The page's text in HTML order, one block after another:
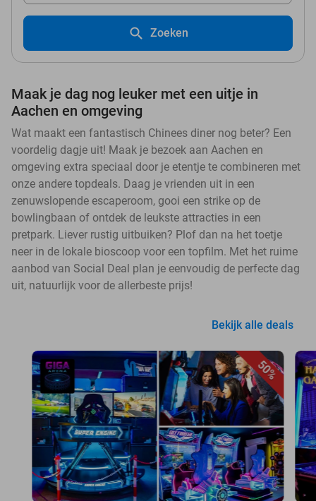
Zoeken
Maak je dag nog leuker met een uitje in
Aachen en omgeving
Wat maakt een fantastisch Chinees diner nog beter? Een
voordelig dagje uit! Maak je bezoek aan Aachen en
omgeving extra speciaal door je etentje te combineren met
onze andere topdeals. Daag je vrienden uit in een
zenuwslopende escaperoom, gooi een strike op de
bowlingbaan of ontdek de leukste attracties in een
pretpark. Liever rustig uitbuiken? Plof dan na het toetje
neer in de lokale bioscoop voor een topfilm. Met het ruime
aanbod van Social Deal plan je eenvoudig de perfecte dag
uit, natuurlijk voor de allerbeste prijs!
Bekijk alle deals
50%